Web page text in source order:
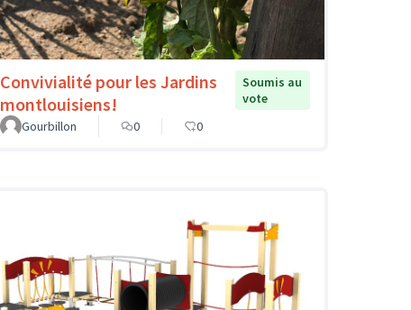
Convivialité pour les Jardins
montlouisiens!
Soumis au
vote
Gourbillon
0 0